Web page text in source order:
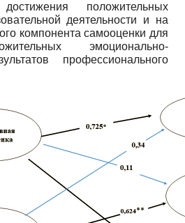
положительных
деятельности и на
компонента самооценки для
эмоционально-
профессионального